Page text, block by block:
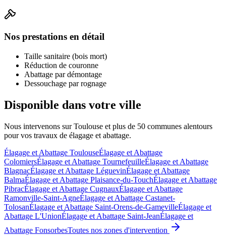
Nos prestations en détail
Taille sanitaire (bois mort)
Réduction de couronne
Abattage par démontage
Dessouchage par rognage
Disponible dans votre ville
Nous intervenons sur Toulouse et plus de 50 communes alentours
pour vos travaux de élagage et abattage.
Élagage et Abattage ToulouseÉlagage et Abattage
ColomiersÉlagage et Abattage TournefeuilleÉlagage et Abattage
BlagnacÉlagage et Abattage LéguevinÉlagage et Abattage
BalmaÉlagage et Abattage Plaisance-du-TouchÉlagage et Abattage
PibracÉlagage et Abattage CugnauxÉlagage et Abattage
Ramonville-Saint-AgneÉlagage et Abattage Castanet-
TolosanÉlagage et Abattage Saint-Orens-de-GamevilleÉlagage et
Abattage L'UnionÉlagage et Abattage Saint-JeanÉlagage et
Abattage FonsorbesToutes nos zones d'intervention